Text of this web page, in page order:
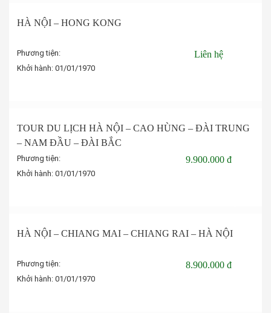
HÀ NỘI – HONG KONG
Phương tiện:
Khởi hành: 01/01/1970
Liên hệ
TOUR DU LỊCH HÀ NỘI – CAO HÙNG – ĐÀI TRUNG
– NAM ĐẦU – ĐÀI BẮC
Phương tiện:
Khởi hành: 01/01/1970
9.900.000 đ
HÀ NỘI – CHIANG MAI – CHIANG RAI – HÀ NỘI
Phương tiện:
Khởi hành: 01/01/1970
8.900.000 đ